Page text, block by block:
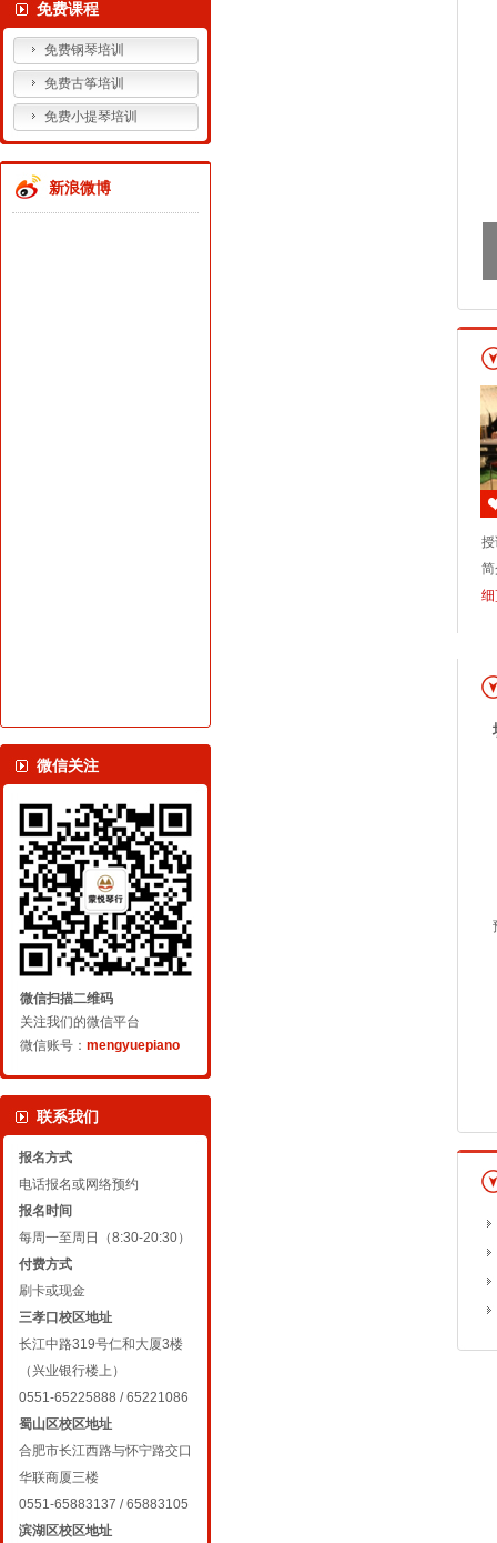
免费课程
免费钢琴培训
免费古筝培训
免费小提琴培训
新浪微博
微信关注
微信扫描二维码
关注我们的微信平台
微信账号： mengyuepiano
联系我们
报名方式
电话报名或网络预约
报名时间
每周一至周日（8:30-20:30）
付费方式
刷卡或现金
三孝口校区地址
长江中路319号仁和大厦3楼
（兴业银行楼上）
0551-65225888 / 65221086
蜀山区校区地址
合肥市长江西路与怀宁路交口
华联商厦三楼
0551-65883137 / 65883105
滨湖区校区地址